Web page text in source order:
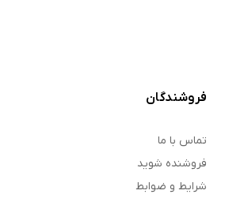
فروشندگان
تماس با ما
فروشنده شوید
شرایط و ضوابط